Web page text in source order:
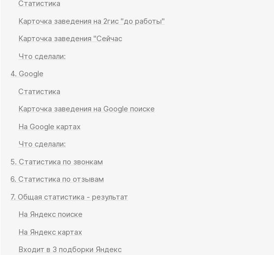
Статистика
Карточка заведения на 2гис "до работы"
Карточка заведения "Сейчас
Что сделали:
4. Google
Статистика
Карточка заведения на Google поиске
На Google картах
Что сделали:
5. Статистика по звонкам
6. Статистика по отзывам
7. Общая статистика - результат
На Яндекс поиске
На Яндекс картах
Входит в 3 подборки Яндекс